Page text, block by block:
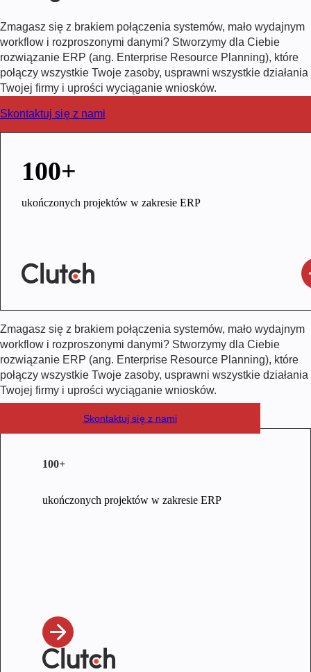
Zmagasz się z brakiem połączenia systemów, mało wydajnym
workflow i rozproszonymi danymi? Stworzymy dla Ciebie
rozwiązanie ERP (ang. Enterprise Resource Planning), które
połączy wszystkie Twoje zasoby, usprawni wszystkie działania
Twojej firmy i uprości wyciąganie wniosków.
Skontaktuj się z nami
100+
ukończonych projektów w zakresie ERP
Zmagasz się z brakiem połączenia systemów, mało wydajnym
workflow i rozproszonymi danymi? Stworzymy dla Ciebie
rozwiązanie ERP (ang. Enterprise Resource Planning), które
połączy wszystkie Twoje zasoby, usprawni wszystkie działania
Twojej firmy i uprości wyciąganie wniosków.
Skontaktuj się z nami
100+
ukończonych projektów w zakresie ERP